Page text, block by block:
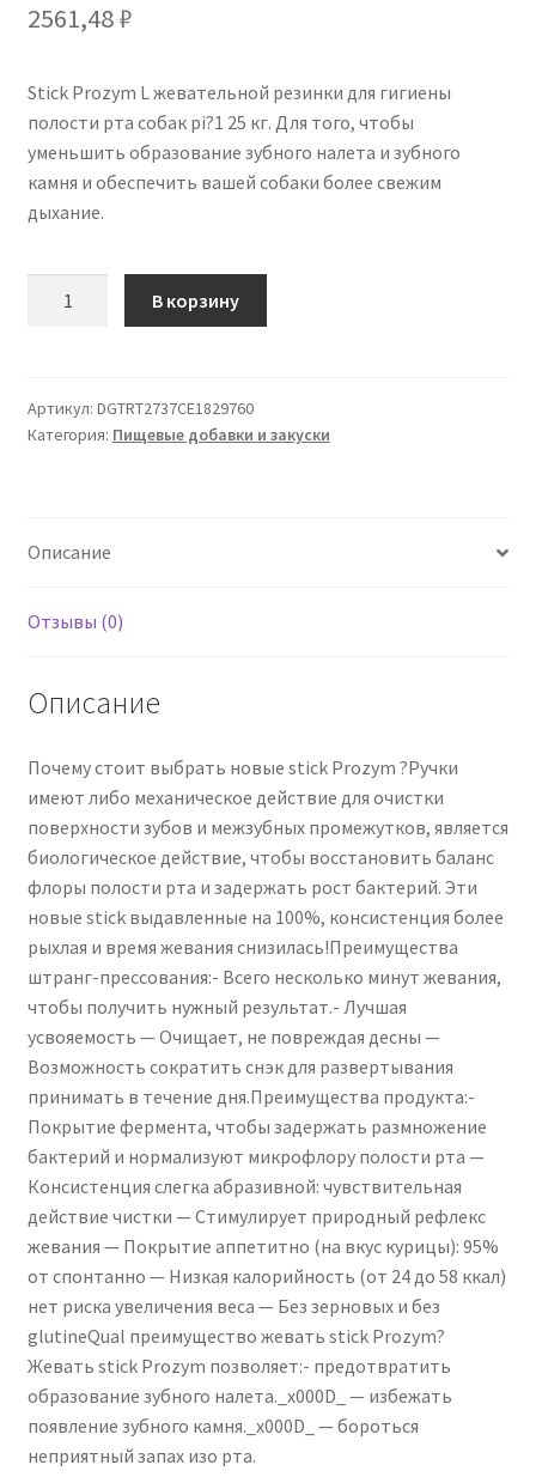
2561,48₽
Stick Prozym L жевательной резинки для гигиены
полости рта собак pi?1 25 кг. Для того, чтобы
уменьшить образование зубного налета и зубного
камня и обеспечить вашей собаки более свежим
дыхание.
зубные
для
кг
В корзину
Артикул: DGTRT2737CE1829760
Категория: Пищевые добавки и закуски
Описание
Отзывы (0)
Описание
Почему стоит выбрать новые stick Prozym ?Ручки
имеют либо механическое действие для очистки
поверхности зубов и межзубных промежутков, является
биологическое действие, чтобы восстановить баланс
флоры полости рта и задержать рост бактерий. Эти
новые stick выдавленные на 100%, консистенция более
рыхлая и время жевания снизилась!Преимущества
штранг-прессования:- Всего несколько минут жевания,
чтобы получить нужный результат.- Лучшая
усвояемость — Очищает, не повреждая десны —
Возможность сократить снэк для развертывания
принимать в течение дня.Преимущества продукта:-
Покрытие фермента, чтобы задержать размножение
бактерий и нормализуют микрофлору полости рта —
Консистенция слегка абразивной: чувствительная
действие чистки — Стимулирует природный рефлекс
жевания — Покрытие аппетитно (на вкус курицы): 95%
от спонтанно — Низкая калорийность (от 24 до 58 ккал)
нет риска увеличения веса — Без зерновых и без
glutineQual преимущество жевать stick Prozym?
Жевать stick Prozym позволяет:- предотвратить
образование зубного налета._x000D_ — избежать
появление зубного камня._x000D_ — бороться
неприятный запах изо рта.